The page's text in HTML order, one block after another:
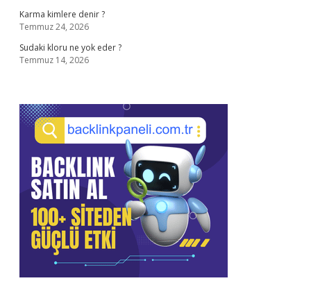
Karma kimlere denir ?
Temmuz 24, 2026
Sudaki kloru ne yok eder ?
Temmuz 14, 2026